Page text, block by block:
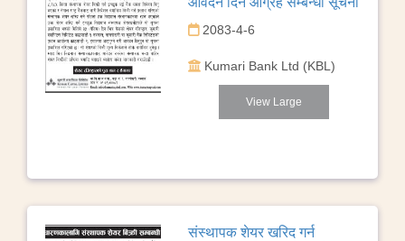
2083-4-6
Kumari Bank Ltd (KBL)
View Large
संस्थापक शेयर खरिद गर्न